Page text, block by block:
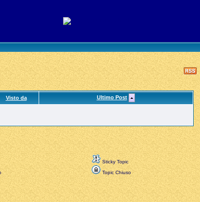
Visto da Ultimo Post
Sticky Topic
Topic Chiuso